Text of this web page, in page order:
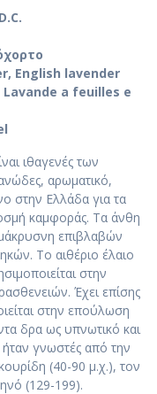
English lavender
a feuilles e
ιθαγενές των
αρωματικό,
στην Ελλάδα για τα
καμφοράς. Τα άνθη
επιβλαβών
Το αιθέριο έλαιο
στην
Έχει επίσης
στην επούλωση
δρα ως υπνωτικό και
ήταν γνωστές από την
(40-90 μ.χ.), τον
(129-199).